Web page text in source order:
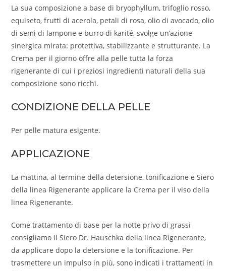
La sua composizione a base di bryophyllum, trifoglio rosso,
equiseto, frutti di acerola, petali di rosa, olio di avocado, olio
di semi di lampone e burro di karité, svolge un’azione
sinergica mirata: protettiva, stabilizzante e strutturante. La
Crema per il giorno offre alla pelle tutta la forza
rigenerante di cui i preziosi ingredienti naturali della sua
composizione sono ricchi.
CONDIZIONE DELLA PELLE
Per pelle matura esigente.
APPLICAZIONE
La mattina, al termine della detersione, tonificazione e Siero
della linea Rigenerante applicare la Crema per il viso della
linea Rigenerante.
Come trattamento di base per la notte privo di grassi
consigliamo il Siero Dr. Hauschka della linea Rigenerante,
da applicare dopo la detersione e la tonificazione. Per
trasmettere un impulso in più, sono indicati i trattamenti in